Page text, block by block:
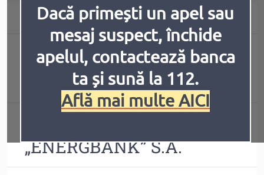
Inversiune Animațiile
Dacă primești un apel sau
mesaj suspect, închide
apelul, contactează banca
ta și sună la 112.
Află mai multe AICI
Toate băncile
Banca Comercială
„COMERŢBANK” S.A.
„ENERGBANK” S.A.